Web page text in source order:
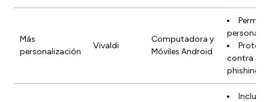
Más
personalización
Vivaldi
Computadora y
Móviles Android
Protege
contra el
phishing
Incluye